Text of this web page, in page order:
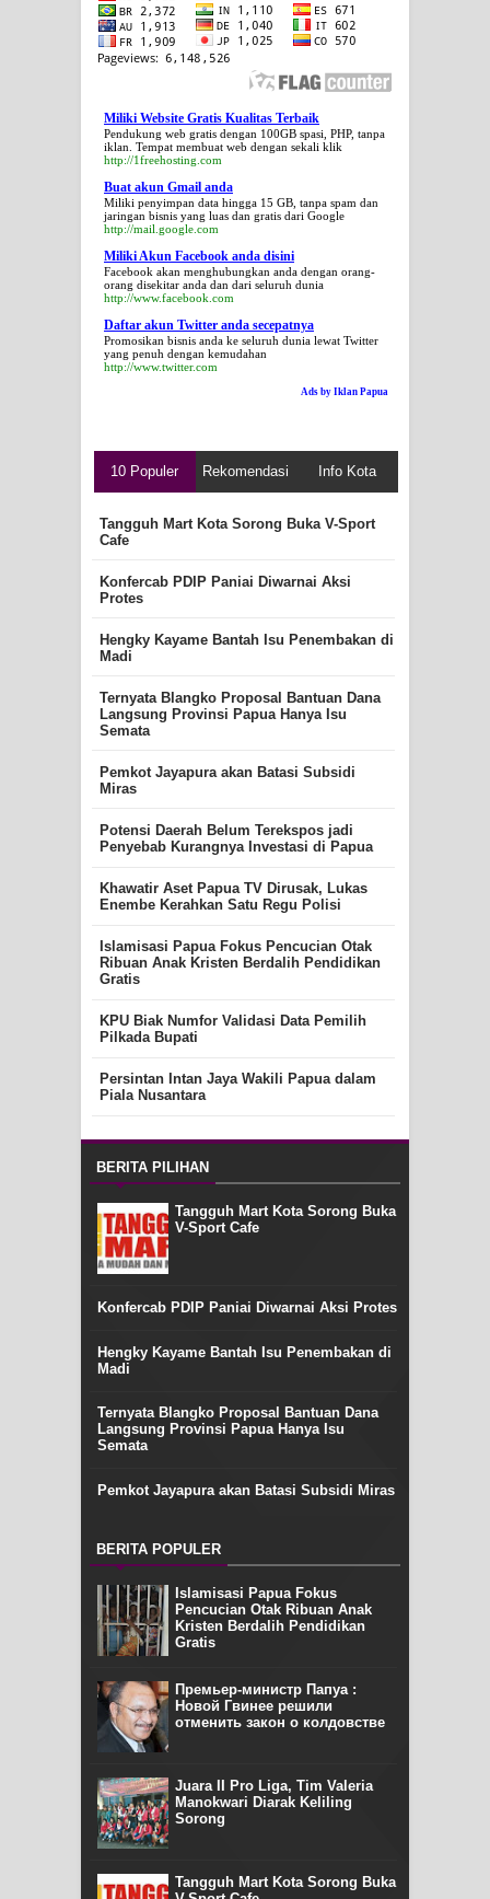
Miliki Website Gratis Kualitas Terbaik
Pendukung web gratis dengan 100GB spasi, PHP, tanpa
iklan. Tempat membuat web dengan sekali klik
http://1freehosting.com
Buat akun Gmail anda
Miliki penyimpan data hingga 15 GB, tanpa spam dan
jaringan bisnis yang luas dan gratis dari Google
http://mail.google.com
Miliki Akun Facebook anda disini
Facebook akan menghubungkan anda dengan orang-
orang disekitar anda dan dari seluruh dunia
http://www.facebook.com
Daftar akun Twitter anda secepatnya
Promosikan bisnis anda ke seluruh dunia lewat Twitter
yang penuh dengan kemudahan
http://www.twitter.com
Ads by Iklan Papua
10 Populer Rekomendasi Info Kota
Tangguh Mart Kota Sorong Buka V-Sport
Cafe
Konfercab PDIP Paniai Diwarnai Aksi
Protes
Hengky Kayame Bantah Isu Penembakan di
Madi
Ternyata Blangko Proposal Bantuan Dana
Langsung Provinsi Papua Hanya Isu
Semata
Pemkot Jayapura akan Batasi Subsidi
Miras
Potensi Daerah Belum Terekspos jadi
Penyebab Kurangnya Investasi di Papua
Khawatir Aset Papua TV Dirusak, Lukas
Enembe Kerahkan Satu Regu Polisi
Islamisasi Papua Fokus Pencucian Otak
Ribuan Anak Kristen Berdalih Pendidikan
Gratis
KPU Biak Numfor Validasi Data Pemilih
Pilkada Bupati
Persintan Intan Jaya Wakili Papua dalam
Piala Nusantara
BERITA PILIHAN
Tangguh Mart Kota Sorong Buka
V-Sport Cafe
Konfercab PDIP Paniai Diwarnai Aksi Protes
Hengky Kayame Bantah Isu Penembakan di
Madi
Ternyata Blangko Proposal Bantuan Dana
Langsung Provinsi Papua Hanya Isu
Semata
Pemkot Jayapura akan Batasi Subsidi Miras
BERITA POPULER
Islamisasi Papua Fokus
Pencucian Otak Ribuan Anak
Kristen Berdalih Pendidikan
Gratis
Премьер-министр Папуа :
Новой Гвинее решили
отменить закон о колдовстве
Juara II Pro Liga, Tim Valeria
Manokwari Diarak Keliling
Sorong
Tangguh Mart Kota Sorong Buka